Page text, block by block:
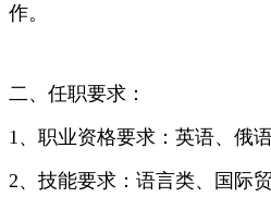
作。
二、任职要求：
1、职业资格要求：英语、俄
2、技能要求：语言类、国际